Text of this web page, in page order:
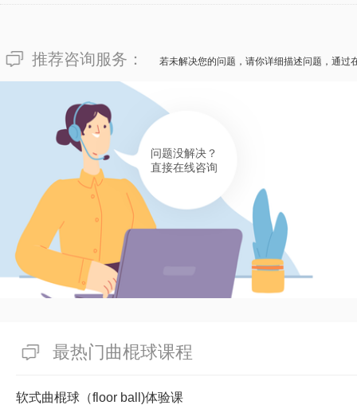
推荐咨询服务： 若未解决您的问题，请你详细描述问题，通过
问题没解决？
直接在线咨询
最热门曲棍球课程
软式曲棍球（floor ball)体验课